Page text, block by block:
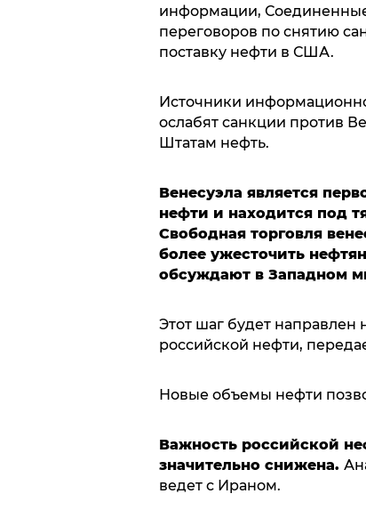
информации,
переговоров по снятию
поставку нефти в США.
Источники
ослабят санкции против
Штатам нефть.
Венесуэла является
нефти и находится под
Свободная торговля
более ужесточить
обсуждают в Западном
Этот шаг будет направлен
российской нефти,
Новые объемы нефти
Важность российской
значительно снижена.
ведет с Ираном.